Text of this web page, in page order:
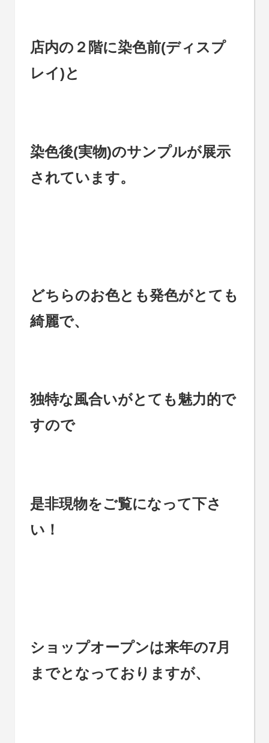
店内の２階に染色前(ディスプ
レイ)と
染色後(実物)のサンプルが展示
されています。
どちらのお色とも発色がとても
綺麗で、
独特な風合いがとても魅力的で
すので
是非現物をご覧になって下さ
い！
ショップオープンは来年の7月
までとなっておりますが、